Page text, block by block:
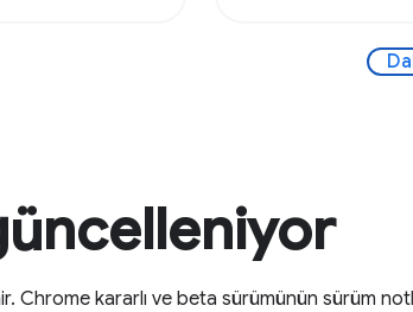
Chrome kararlı ve beta sürümünün sürüm